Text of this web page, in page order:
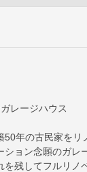
レージハウス
50年の古民家をリ
ョン念願のガレ
残してフルリノ